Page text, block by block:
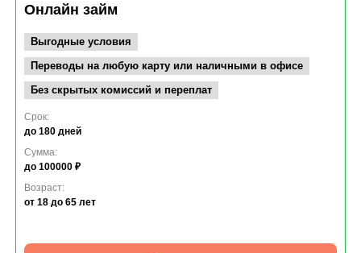
Онлайн займ
Выгодные условия
Переводы на любую карту или наличными в офисе
Без скрытых комиссий и переплат
Срок:
до 180 дней
Сумма:
до 100000 ₽
Возраст:
от 18 до 65 лет